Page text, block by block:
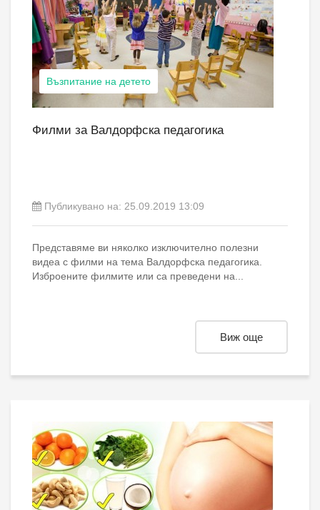
Възпитание на детето
Филми за Валдорфска педагогика
Публикувано на: 25.09.2019 13:09
Представяме ви няколко изключително полезни
видеа с филми на тема Валдорфска педагогика.
Изброените филмите или са преведени на...
Виж още